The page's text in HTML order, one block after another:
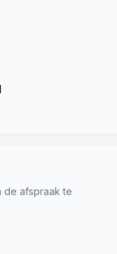
de afspraak te